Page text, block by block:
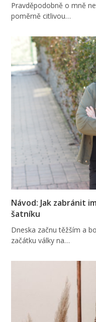
Pravděpodobně o mně
poměrně citlivou…
Návod: Jak zabránit
šatníku
Dneska začnu těžším a
začátku války na…